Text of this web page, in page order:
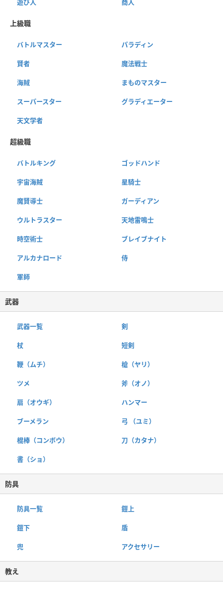
遊び人 商人
上級職
バトルマスター パラディン
賢者 魔法戦士
海賊 まものマスター
スーパースター グラディエーター
天文学者
超級職
バトルキング ゴッドハンド
宇宙海賊 星騎士
魔賢導士 ガーディアン
ウルトラスター 天地雷鳴士
時空術士 ブレイブナイト
アルカナロード 侍
軍師
武器
武器一覧 剣
杖 短剣
鞭（ムチ） 槍（ヤリ）
ツメ 斧（オノ）
扇（オウギ） ハンマー
ブーメラン 弓 （ユミ）
棍棒（コンボウ） 刀（カタナ）
書（ショ）
防具
防具一覧 鎧上
鎧下 盾
兜 アクセサリー
教え